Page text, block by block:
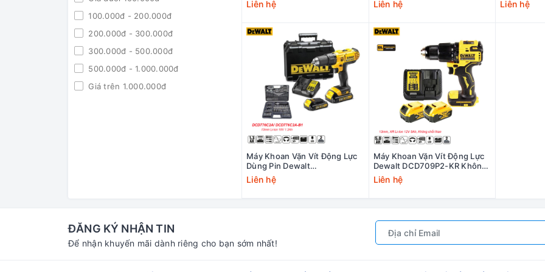
100.000đ - 200.000đ
200.000đ - 300.000đ
300.000đ - 500.000đ
500.000đ - 1.000.000đ
Giá trên 1.000.000đ
Liên hệ Liên hệ Liên hệ
Máy Khoan Vặn Vít Động Lực
Dùng Pin Dewalt
DCD776C2A-B1 Giá Rẻ
Liên hệ
Máy Khoan Vặn Vít Động Lực
Dewalt DCD709P2-KR Không
Chổi Than Giá Rẻ
Liên hệ
ĐĂNG KÝ NHẬN TIN
Để nhận khuyến mãi dành riêng cho bạn sớm nhất!